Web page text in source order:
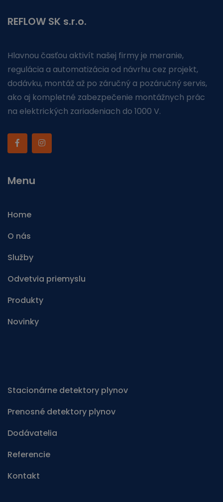
REFLOW SK s.r.o.
Hlavnou časťou aktivít našej firmy je meranie,
regulácia a automatizácia od návrhu cez projekt,
dodávku, montáž až po záručný a pozáručný servis,
ako aj kompletné zabezpečenie montážnych prác
na elektrických zariadeniach do 1000 V.
Menu
Home
O nás
Služby
Odvetvia priemyslu
Produkty
Novinky
Stacionárne detektory plynov
Prenosné detektory plynov
Dodávatelia
Referencie
Kontakt